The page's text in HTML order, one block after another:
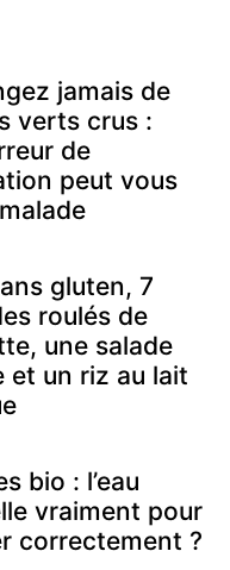
jamais de
verts crus :
de
peut vous
gluten, 7
roulés de
une salade
et un riz au lait
bio : l’eau
vraiment pour
correctement ?